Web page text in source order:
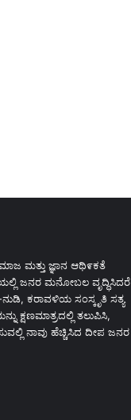
ಮತ್ತು ಜ್ಞಾನ ಆಥಿ೯ಕತೆ
ಜನರ ಮನೋಬಲ ವೃದ್ಧಿಸಿದರೆ
ಕರಾವಳಿಯ ಸಂಸ್ಕೃತಿ ಸತ್ಯ
ಕ್ಷಣಮಾತ್ರದಲ್ಲಿ ತಲುಪಿಸಿ,
ನಾವು ಹೆಚ್ಚಿಸಿದ ದೀಪ ಜನರ